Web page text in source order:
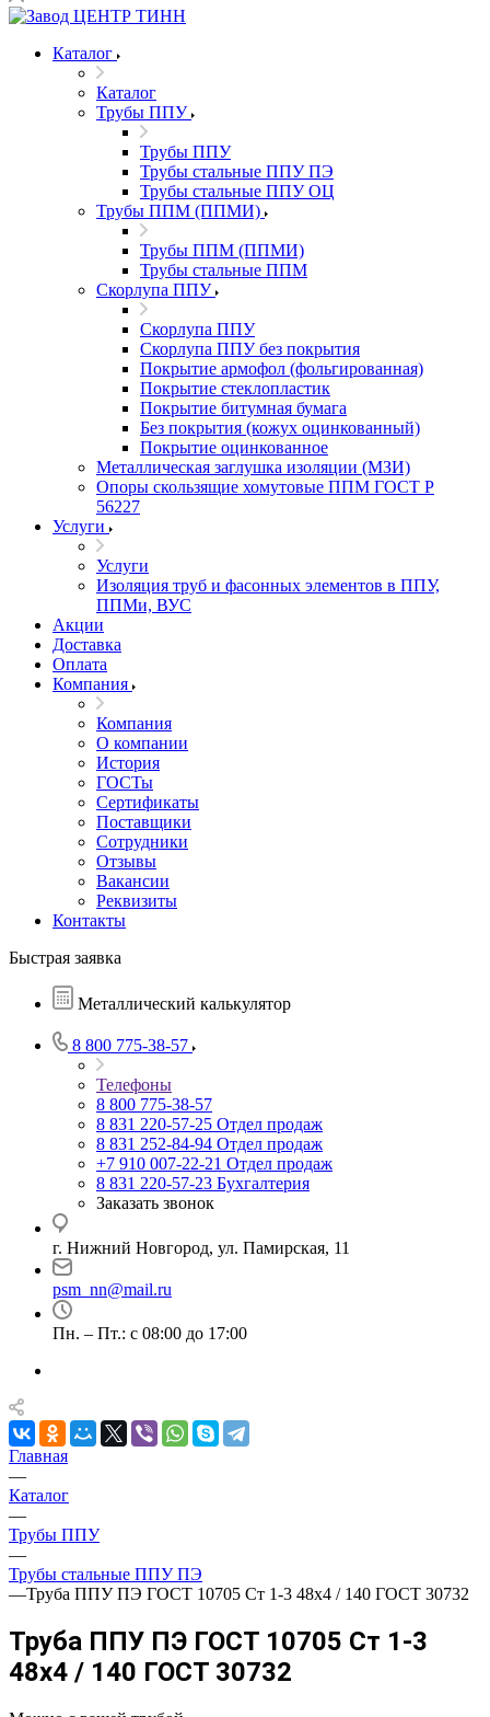
Каталог
Каталог
Трубы ППУ
Трубы ППУ
Трубы стальные ППУ ПЭ
Трубы стальные ППУ ОЦ
Трубы ППМ (ППМИ)
Трубы ППМ (ППМИ)
Трубы стальные ППМ
Скорлупа ППУ
Скорлупа ППУ
Скорлупа ППУ без покрытия
Покрытие армофол (фольгированная)
Покрытие стеклопластик
Покрытие битумная бумага
Без покрытия (кожух оцинкованный)
Покрытие оцинкованное
Металлическая заглушка изоляции (МЗИ)
Опоры скользящие хомутовые ППМ ГОСТ Р
56227
Услуги
Услуги
Изоляция труб и фасонных элементов в ППУ,
ППМи, ВУС
Акции
Доставка
Оплата
Компания
Компания
О компании
История
ГОСТы
Сертификаты
Поставщики
Сотрудники
Отзывы
Вакансии
Реквизиты
Контакты
Быстрая заявка
Металлический калькулятор
8 800 775-38-57
Телефоны
8 800 775-38-57
8 831 220-57-25 Отдел продаж
8 831 252-84-94 Отдел продаж
+7 910 007-22-21 Отдел продаж
8 831 220-57-23 Бухгалтерия
Заказать звонок
г. Нижний Новгород, ул. Памирская, 11
psm_nn@mail.ru
Пн. – Пт.: с 08:00 до 17:00
Главная
—
Каталог
—
Трубы ППУ
—
Трубы стальные ППУ ПЭ
—Труба ППУ ПЭ ГОСТ 10705 Ст 1-3 48x4 / 140 ГОСТ 30732
Труба ППУ ПЭ ГОСТ 10705 Ст 1-3
48x4 / 140 ГОСТ 30732